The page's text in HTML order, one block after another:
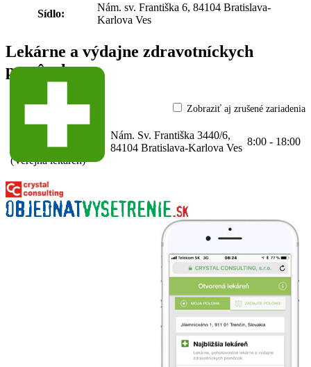
Sídlo:
Nám. sv. Františka 6, 84104 Bratislava-
Karlova Ves
Lekárne a výdajne zdravotníckych
pomôcok
Zobraziť aj zrušené zariadenia
Lekáreň
35909218-A0001
(Verejná lekáreň)
Nám. Sv. Františka 3440/6,
84104 Bratislava-Karlova Ves
8:00 - 18:00